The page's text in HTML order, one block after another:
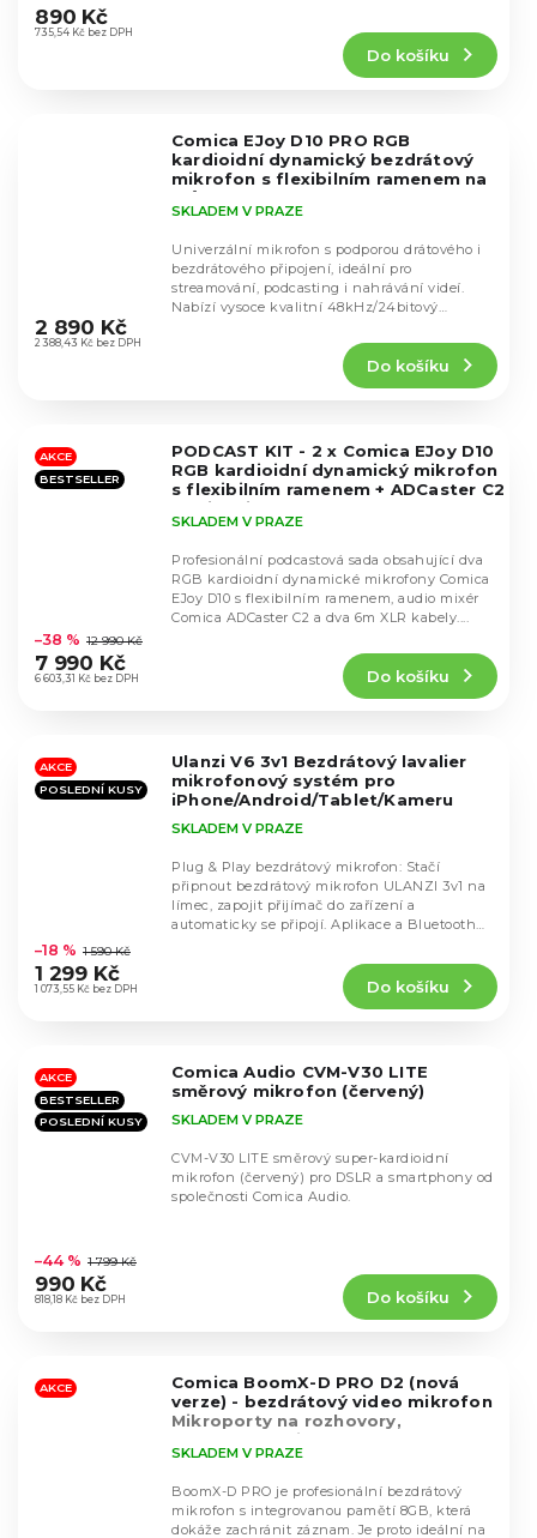
hodnocení
produktu
735,54 Kč bez DPH
890 Kč
Do košíku
Comica EJoy D10 PRO RGB
kardioidní dynamický bezdrátový
mikrofon s flexibilním ramenem na
stůl (černý)
hodnocení
produktu
hvězdiček.
SKLADEM V PRAZE
2 388,43 Kč bez DPH
2 890 Kč
Do košíku
Univerzální mikrofon s podporou drátového i
bezdrátového připojení, ideální pro
streamování, podcasting i nahrávání videí.
Nabízí vysoce kvalitní 48kHz/24bitový
AKCE
BESTSELLER
PODCAST KIT - 2 x Comica EJoy D10
RGB kardioidní dynamický mikrofon
s flexibilním ramenem + ADCaster C2
Audio mixér + 2x 3m XLR kabel
PODCAST KIT ULTIMATE CREATOR
hodnocení
produktu
je
hvězdiček.
SKLADEM V PRAZE
6 603,31 Kč bez DPH
–38 % 12 990 Kč
7 990 Kč
Do košíku
Profesionální podcastová sada obsahující dva
RGB kardioidní dynamické mikrofony Comica
EJoy D10 s flexibilním ramenem, audio mixér
Comica ADCaster C2 a dva 6m XLR kabely....
AKCE
POSLEDNÍ KUSY
Ulanzi V6 3v1 Bezdrátový lavalier
mikrofonový systém pro
iPhone/Android/Tablet/Kameru
hodnocení
produktu
je
hvězdiček.
SKLADEM V PRAZE
1 073,55 Kč bez DPH
–18 % 1 590 Kč
1 299 Kč
Do košíku
Plug & Play bezdrátový mikrofon: Stačí
připnout bezdrátový mikrofon ULANZI 3v1 na
límec, zapojit přijímač do zařízení a
automaticky se připojí. Aplikace a Bluetooth
AKCE
BESTSELLER
POSLEDNÍ KUSY
Comica Audio CVM-V30 LITE
směrový mikrofon (červený)
hodnocení
produktu
je
hvězdiček.
SKLADEM V PRAZE
818,18 Kč bez DPH
–44 % 1 799 Kč
990 Kč
Do košíku
CVM-V30 LITE směrový super-kardioidní
mikrofon (červený) pro DSLR a smartphony od
společnosti Comica Audio.
AKCE
Comica BoomX-D PRO D2 (nová
verze) - bezdrátový video mikrofon
Mikroporty na rozhovory,
bezdrátový mikrofon
SKLADEM V PRAZE
BoomX-D PRO je profesionální bezdrátový
mikrofon s integrovanou pamětí 8GB, která
dokáže zachránit záznam. Je proto ideální na